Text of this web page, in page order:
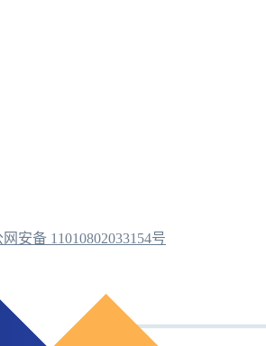
安备 11010802033154号